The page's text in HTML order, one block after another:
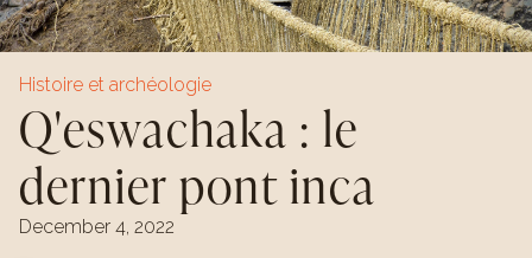
Histoire et archéologie
Q'eswachaka : le
dernier pont inca
December 4, 2022